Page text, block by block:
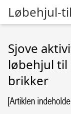
Løbehjul-
Sjove
løbehjul til
brikker